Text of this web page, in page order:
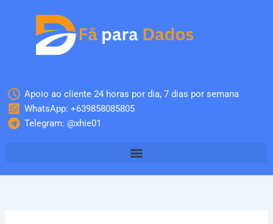
Apoio ao cliente 24 horas por dia, 7 dias por semana
WhatsApp: +639858085805
Telegram: @xhie01